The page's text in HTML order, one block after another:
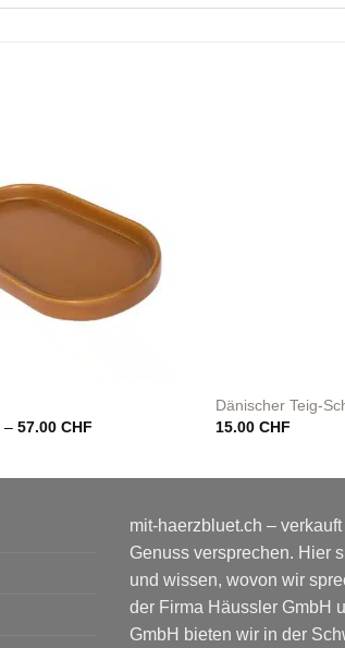
–57.00CHF
Dänischer Teig-
15.00 CHF
mit-haerzbluet.ch –
Genuss versprechen. Hier
und wissen, wovon wir
der Firma Häussler GmbH
GmbH bieten wir in der